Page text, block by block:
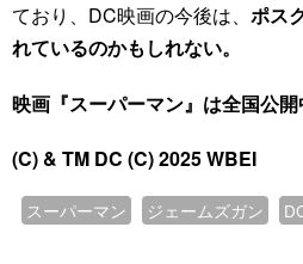
ており、DC映画の今後は、 ポス
れているのかもしれない。
映画『スーパーマン』は全国公開
(C) & TM DC (C) 2025 WBEI
スーパーマン ジェームズガン